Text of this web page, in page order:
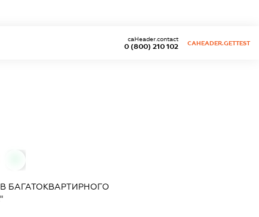
0 (800) 210 102
caHeader.contact
CAHEADER.GETTEST
БАГАТОКВАРТИРНОГО